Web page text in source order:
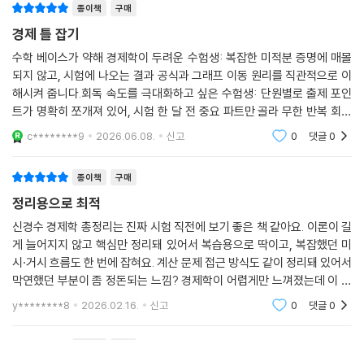
종이책 구매
경제 틀 잡기
수학 베이스가 약해 경제학이 두려운 수험생: 복잡한 미적분 증명에 매몰
되지 않고, 시험에 나오는 결과 공식과 그래프 이동 원리를 직관적으로 이
해시켜 줍니다.회독 속도를 극대화하고 싶은 수험생: 단원별로 출제 포인
트가 명확히 쪼개져 있어, 시험 한 달 전 중요 파트만 골라 무한 반복 회독
(약점 보완)하기에 가장 좋은 포맷입니다.7·9급 공무원 및 공공기관 상경
통합 준비생: 과도
c********9 2026.06.08. 신고 0 댓글0
종이책 구매
정리용으로 최적
신경수 경제학 총정리는 진짜 시험 직전에 보기 좋은 책 같아요. 이론이 길
게 늘어지지 않고 핵심만 정리돼 있어서 복습용으로 딱이고, 복잡했던 미
시·거시 흐름도 한 번에 잡혀요. 계산 문제 접근 방식도 같이 정리돼 있어서
막연했던 부분이 좀 정돈되는 느낌? 경제학이 어렵게만 느껴졌는데 이 책
으로 틀 잡는 데 도움 많이 됐어요.
y********8 2026.02.16. 신고 0 댓글0